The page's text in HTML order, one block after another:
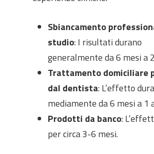
Sbiancamento
studio: I risultati durano
generalmente da 6 mesi a
Trattamento domiciliare
dal dentista: L’effetto dura
mediamente da 6 mesi a 1
Prodotti da banco:
per circa 3-6 mesi.